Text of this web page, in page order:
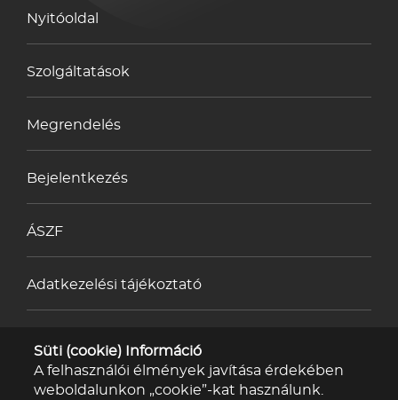
Nyitóoldal
Szolgáltatások
Megrendelés
Bejelentkezés
ÁSZF
Adatkezelési tájékoztató
Kapcsolat
Süti (cookie) Információ
A felhasználói élmények javítása érdekében
weboldalunkon „cookie”-kat használunk.